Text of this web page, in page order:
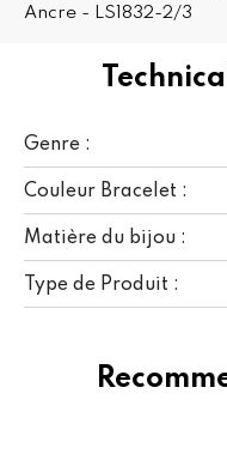
Genre :
Couleur Bracelet :
Matière du bijou :
Type de Produit :
Ancre - LS1832-2/3